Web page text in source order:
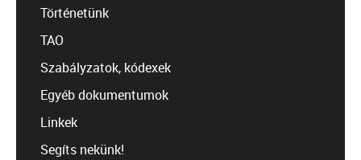
Történetünk
TAO
Szabályzatok, kódexek
Egyéb dokumentumok
Linkek
Segíts nekünk!